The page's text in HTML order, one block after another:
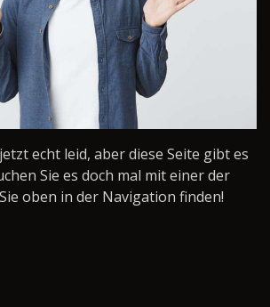
echt leid, aber diese Seite gibt es
Sie es doch mal mit einer der
oben in der Navigation finden!